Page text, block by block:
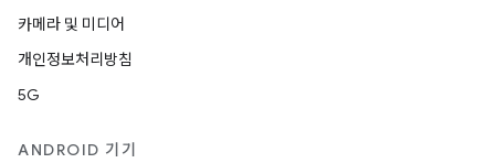
카메라 및 미디어
개인정보처리방침
5G
ANDROID 기기